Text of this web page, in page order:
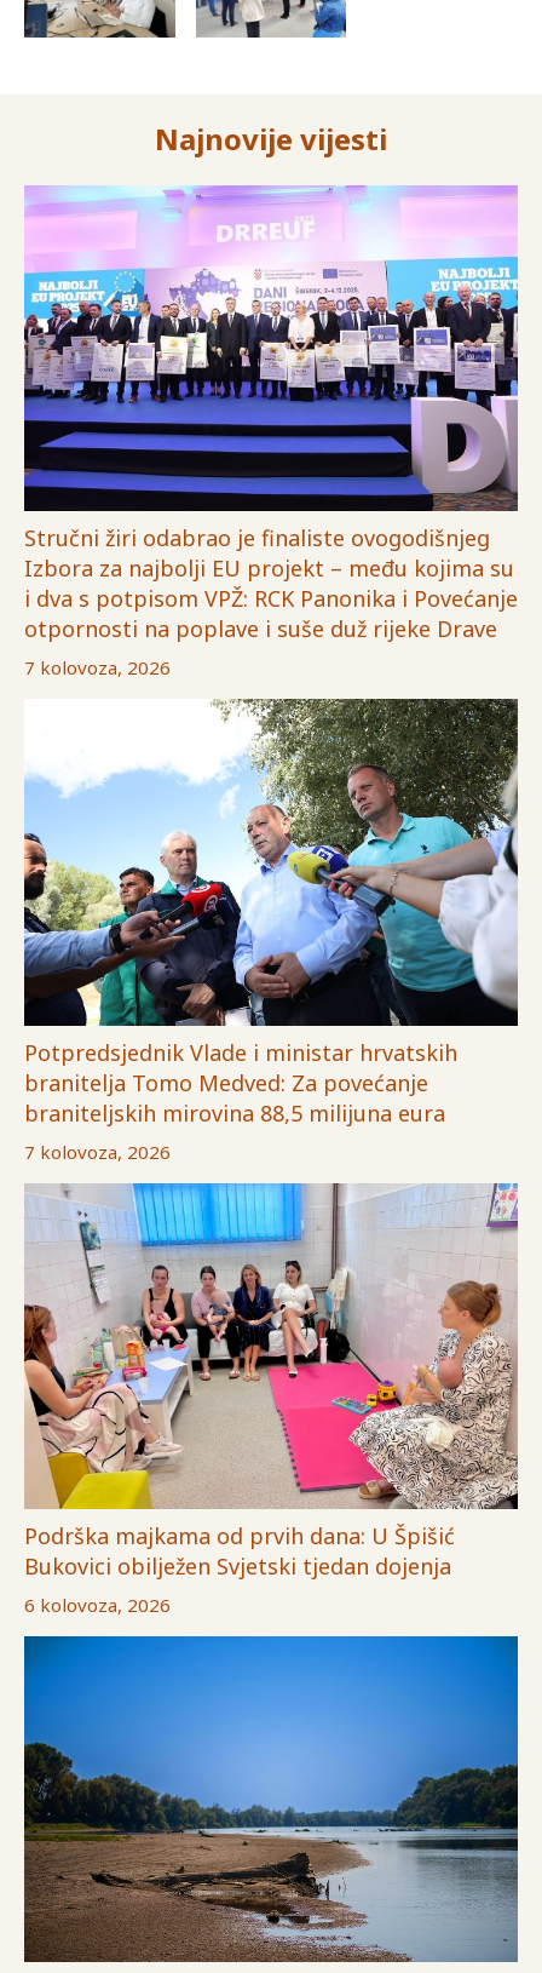
Najnovije vijesti
Stručni žiri odabrao je finaliste ovogodišnjeg
Izbora za najbolji EU projekt – među kojima su
i dva s potpisom VPŽ: RCK Panonika i Povećanje
otpornosti na poplave i suše duž rijeke Drave
7 kolovoza, 2026
Potpredsjednik Vlade i ministar hrvatskih
branitelja Tomo Medved: Za povećanje
braniteljskih mirovina 88,5 milijuna eura
7 kolovoza, 2026
Podrška majkama od prvih dana: U Špišić
Bukovici obilježen Svjetski tjedan dojenja
6 kolovoza, 2026